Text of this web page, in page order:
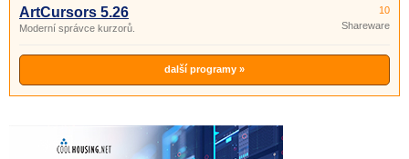
ArtCursors 5.26
Moderní správce kurzorů.
10
Shareware
další programy »